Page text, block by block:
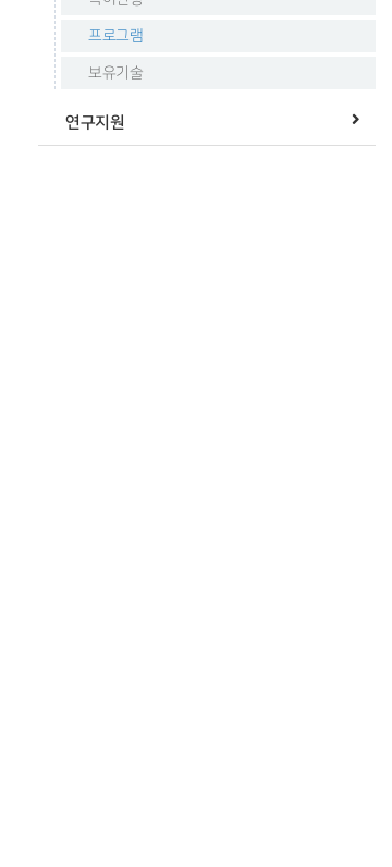
프로그램
보유기술
연구지원